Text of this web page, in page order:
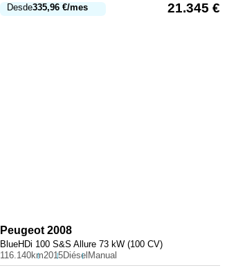
Desde335,96 €/mes 21.345 €
Peugeot 2008
BlueHDi 100 S&S Allure 73 kW (100 CV)
116.140km2015DiéselManual